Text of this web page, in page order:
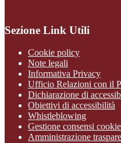
Sezione Link Utili
Cookie policy
Note legali
Informativa Privacy
Ufficio Relazioni con il
Dichiarazione di
Obiettivi di accessibilità
Whistleblowing
Gestione consensi cookie
Amministrazione